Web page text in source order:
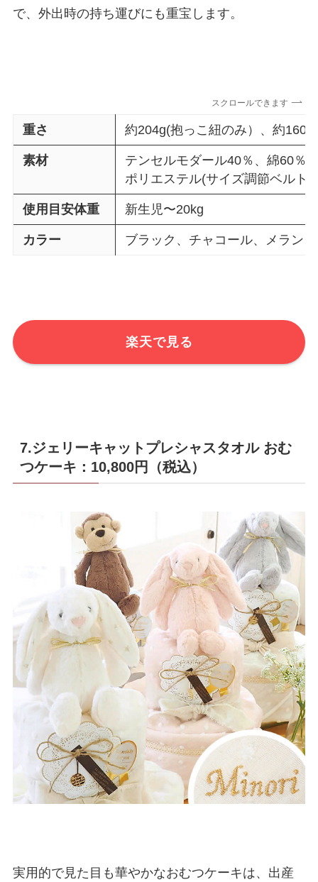
で、外出時の持ち運びにも重宝します。
スクロールできます
重さ 約204g(抱っこ紐のみ）、約
素材
テンセルモダール40％、綿60％
ポリエステル(サイズ調節ベルト
使用目安体重 新生児〜20kg
カラー ブラック、チャコール、メラン
楽天で見る
7.ジェリーキャットプレシャスタオル おむ
つケーキ：10,800円（税込）
実用的で見た目も華やかなおむつケーキは、出産